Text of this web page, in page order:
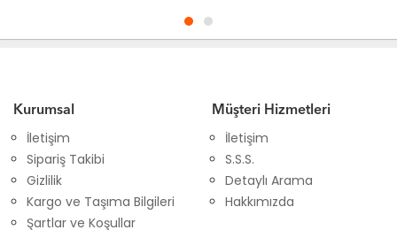
Kurumsal
İletişim
Sipariş Takibi
Gizlilik
Kargo ve Taşıma Bilgileri
Şartlar ve Koşullar
Müşteri Hizmetleri
İletişim
S.S.S.
Detaylı Arama
Hakkımızda